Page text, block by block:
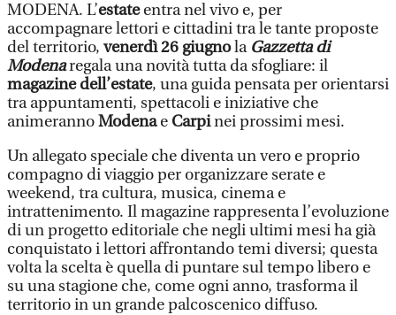
MODENA. L’estateentra nel vivo e, per
accompagnare lettori e cittadini tra le tante proposte
del territorio, venerdì 26 giugnola Gazzetta di
Modenaregala una novità tutta da sfogliare: il
magazine dell’estate, una guida pensata per orientarsi
tra appuntamenti, spettacoli e iniziative che
animerannoModenae Carpinei prossimi mesi.
Un allegato speciale che diventa un vero e proprio
compagno di viaggio per organizzare serate e
weekend, tra cultura, musica, cinema e
intrattenimento. Il magazine rappresenta l’evoluzione
di un progetto editoriale che negli ultimi mesi ha già
conquistato i lettori affrontando temi diversi; questa
volta la scelta è quella di puntare sul tempo libero e
su una stagione che, come ogni anno, trasforma il
territorio in un grande palcoscenico diffuso.